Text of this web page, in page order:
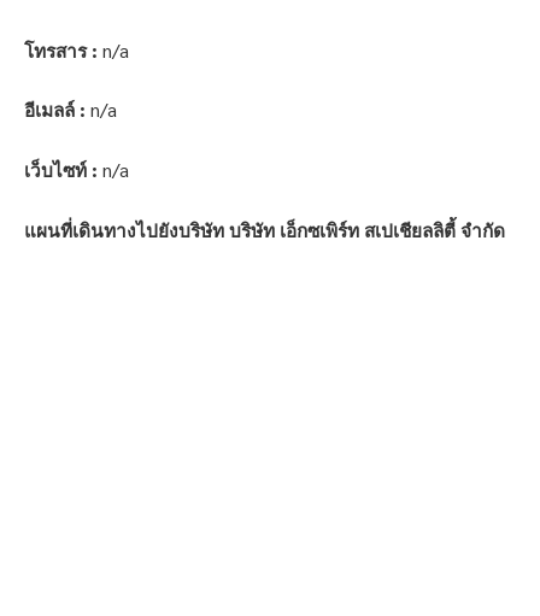
โทรสาร : n/a
อีเมลล์ : n/a
เว็บไซท์ : n/a
แผนที่เดินทางไปยังบริษัท บริษัท เอ็กซเพิร์ท สเปเชียลลิตี้ จำกัด